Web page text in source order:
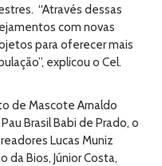
“Através dessas
com novas
para oferecer mais
explicou o Cel.
de Mascote Arnaldo
Brasil Babi de Prado, o
Lucas Muniz
da Bios, Júnior Costa,